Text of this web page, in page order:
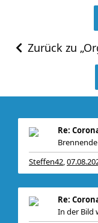
Zurück zu
Re:
Steffen42,
Re:
In der Bild